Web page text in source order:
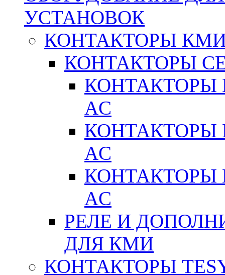
УСТАНОВОК
КОНТАКТОРЫ
КОНТАКТОРЫ
КОНТАКТОРЫ
AC
КОНТАКТОРЫ
AC
КОНТАКТОРЫ
AC
РЕЛЕ И
ДЛЯ КМИ
КОНТАКТОРЫ